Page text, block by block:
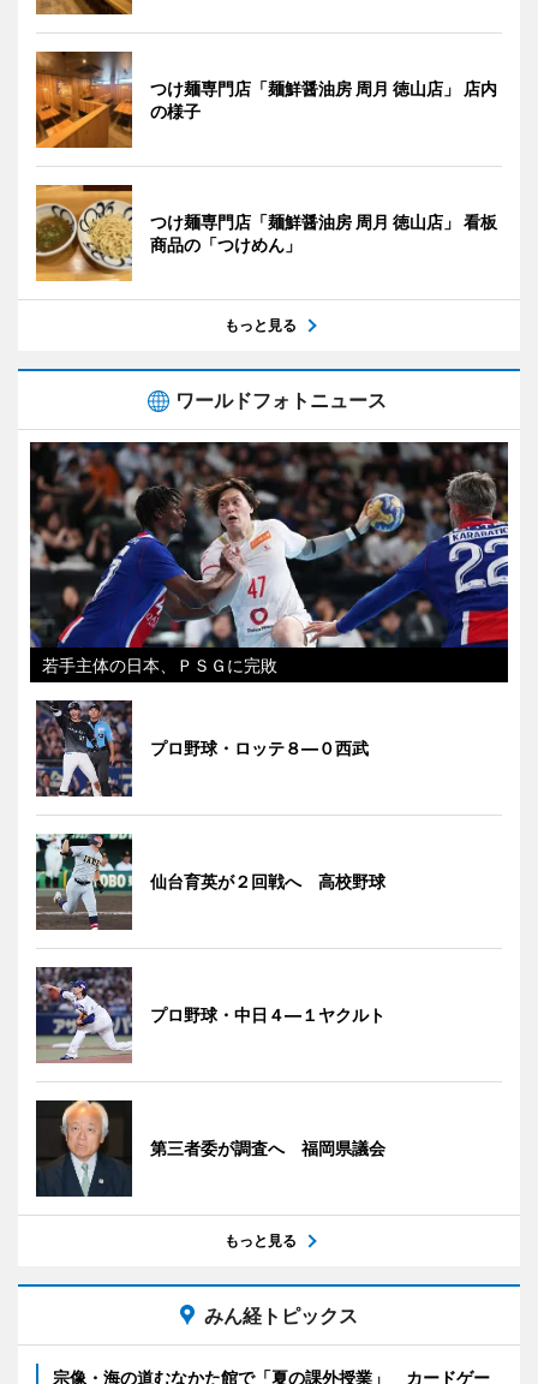
つけ麺専門店「麺鮮醤油房 周月 徳山店」 店内
の様子
つけ麺専門店「麺鮮醤油房 周月 徳山店」 看板
商品の「つけめん」
もっと見る
ワールドフォトニュース
若手主体の日本、ＰＳＧに完敗
プロ野球・ロッテ８―０西武
仙台育英が２回戦へ 高校野球
プロ野球・中日４―１ヤクルト
第三者委が調査へ 福岡県議会
もっと見る
みん経トピックス
宗像・海の道むなかた館で「夏の課外授業」 カードゲー